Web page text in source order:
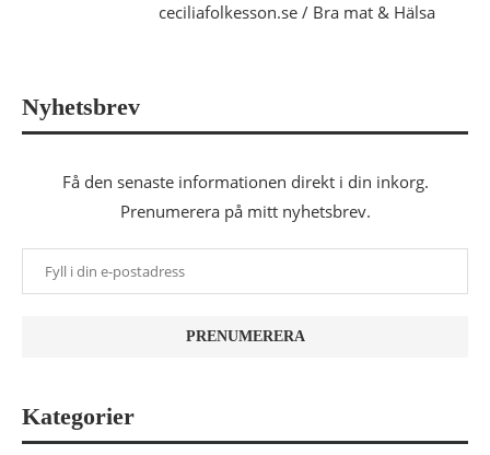
ceciliafolkesson.se / Bra mat & Hälsa
Nyhetsbrev
Få den senaste informationen direkt i din inkorg.
Prenumerera på mitt nyhetsbrev.
Kategorier